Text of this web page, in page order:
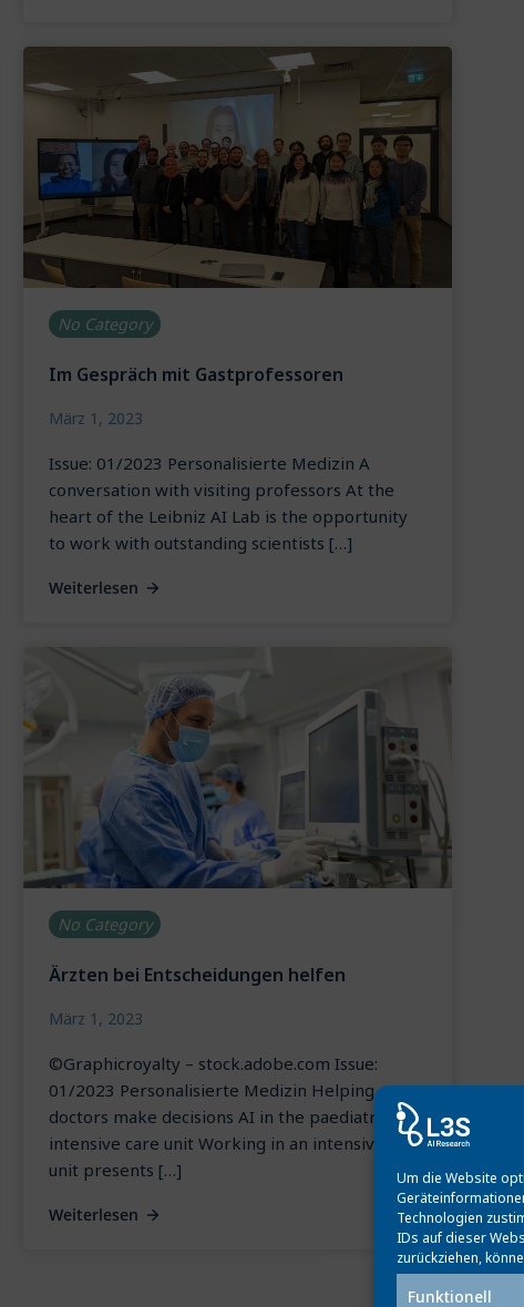
Um die Website
Technologien
IDs auf dieser
zurückziehen,
Funktionell
No Category
Im Gespräch mit Gastprofessoren
März 1, 2023
Issue: 01/2023 Personalisierte Medizin A
conversation with visiting professors At the
heart of the Leibniz AI Lab is the opportunity
to work with outstanding scientists […]
Weiterlesen
No Category
Ärzten bei Entscheidungen helfen
März 1, 2023
©Graphicroyalty – stock.adobe.com Issue:
01/2023 Personalisierte Medizin Helping
doctors make decisions AI in the paediatric
intensive care unit Working in an intensive care
unit presents […]
Weiterlesen